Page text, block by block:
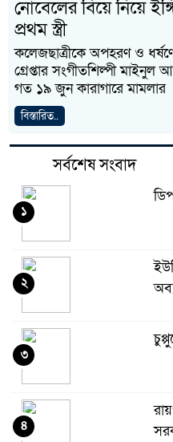
নোবেলের বিয়ে নিয়ে
প্রথম স্ত্রী
কলেজছাত্রীকে অপহরণ ও
গ্রেপ্তার সংগীতশিল্পী
গত ১৯ জুন কারাগারে মামলার
বিস্তারিত..
সর্বশেষ সংবাদ
১
২
৩
৪